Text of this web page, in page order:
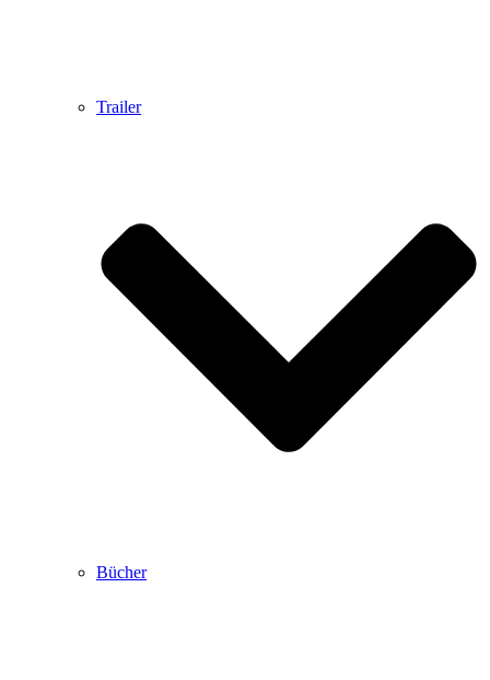
Trailer
Bücher